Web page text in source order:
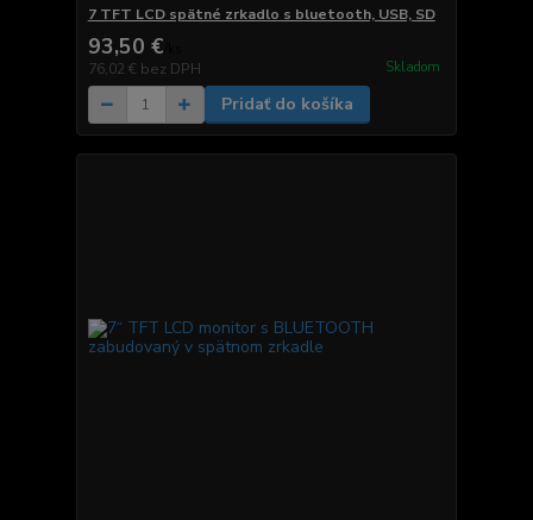
7 TFT LCD spätné zrkadlo s bluetooth, USB, SD
93,50 €
76,02 € bez DPH Skladom
Pridať do košíka